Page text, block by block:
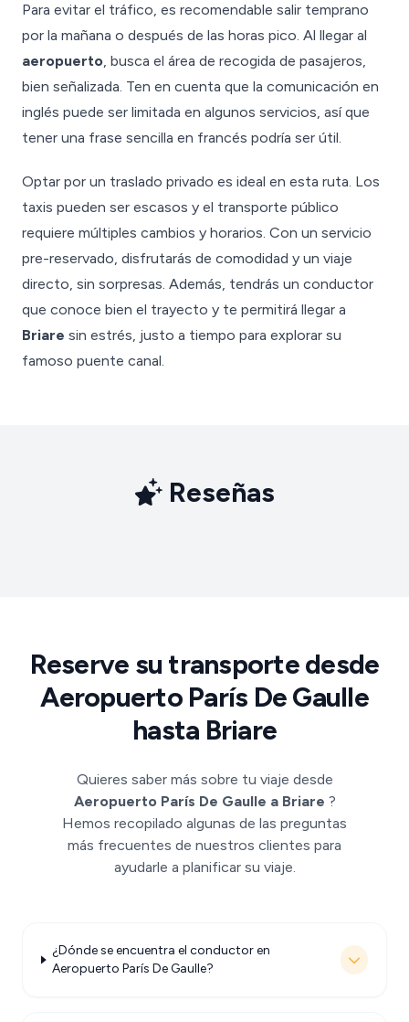
Para evitar el tráfico, es recomendable salir temprano
por la mañana o después de las horas pico. Al llegar al
aeropuerto, busca el área de recogida de pasajeros,
bien señalizada. Ten en cuenta que la comunicación en
inglés puede ser limitada en algunos servicios, así que
tener una frase sencilla en francés podría ser útil.
Optar por un traslado privado es ideal en esta ruta. Los
taxis pueden ser escasos y el transporte público
requiere múltiples cambios y horarios. Con un servicio
pre-reservado, disfrutarás de comodidad y un viaje
directo, sin sorpresas. Además, tendrás un conductor
que conoce bien el trayecto y te permitirá llegar a
Briare sin estrés, justo a tiempo para explorar su
famoso puente canal.
Reseñas
Reserve su transporte desde
Aeropuerto París De Gaulle
hasta Briare
Quieres saber más sobre tu viaje desde
Aeropuerto París De Gaulle a Briare ?
Hemos recopilado algunas de las preguntas
más frecuentes de nuestros clientes para
ayudarle a planificar su viaje.
¿Dónde se encuentra el conductor en
Aeropuerto París De Gaulle?